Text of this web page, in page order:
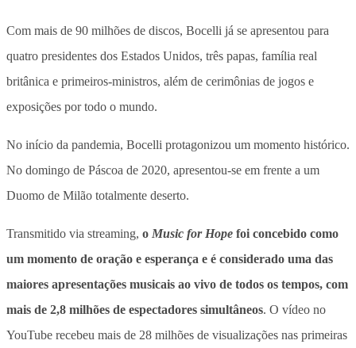
Com mais de 90 milhões de discos, Bocelli já se apresentou para
quatro presidentes dos Estados Unidos, três papas, família real
britânica e primeiros-ministros, além de cerimônias de jogos e
exposições por todo o mundo.
No início da pandemia, Bocelli protagonizou um momento histórico.
No domingo de Páscoa de 2020, apresentou-se em frente a um
Duomo de Milão totalmente deserto.
Transmitido via streaming, o Music for Hope foi concebido como
um momento de oração e esperança e é considerado uma das
maiores apresentações musicais ao vivo de todos os tempos, com
mais de 2,8 milhões de espectadores simultâneos. O vídeo no
YouTube recebeu mais de 28 milhões de visualizações nas primeiras